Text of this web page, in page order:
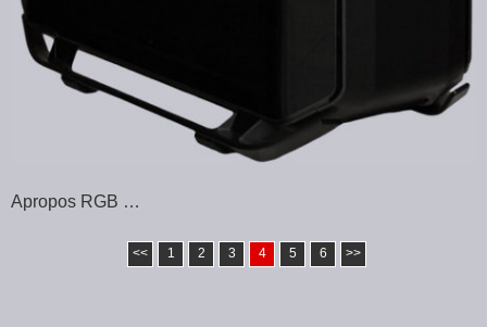
Apropos RGB …
<< 1 2 3 4 5 6 >>